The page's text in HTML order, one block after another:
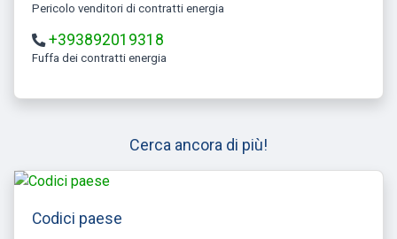
Pericolo venditori di contratti energia
+393892019318
Fuffa dei contratti energia
Cerca ancora di più!
Codici paese